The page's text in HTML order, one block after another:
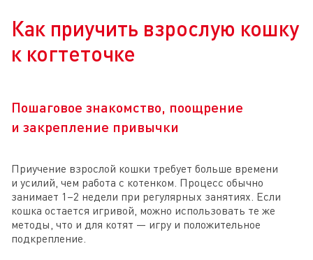
Как приучить взрослую кошку
к когтеточке
Пошаговое знакомство, поощрение
и закрепление привычки
Приучение взрослой кошки требует больше времени
и усилий, чем работа с котенком. Процесс обычно
занимает 1–2 недели при регулярных занятиях. Если
кошка остается игривой, можно использовать те же
методы, что и для котят — игру и положительное
подкрепление.